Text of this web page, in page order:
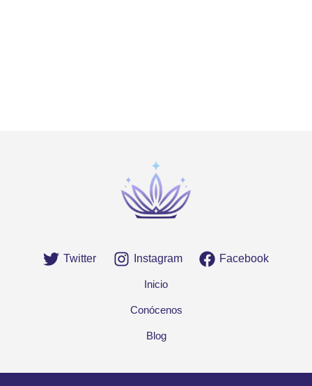
Twitter Instagram Facebook
Inicio
Conócenos
Blog